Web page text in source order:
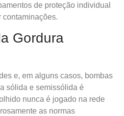
de proteção individual
contaminações.
Gordura
e, em alguns casos, bombas
sólida e semissólida é
nunca é jogado na rede
as normas